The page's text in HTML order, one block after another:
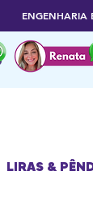
LIRAS &